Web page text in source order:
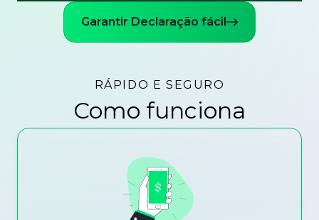
Garantir Declaração fácil
RÁPIDO E SEGURO
Como funciona